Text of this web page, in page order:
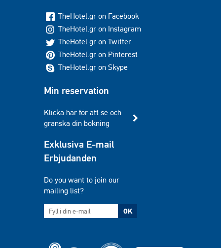
TheHotel.gr on Facebook
TheHotel.gr on Instagram
TheHotel.gr on Twitter
TheHotel.gr on Pinterest
TheHotel.gr on Skype
Min reservation
Klicka här för att se och
granska din bokning
Exklusiva E-mail
Erbjudanden
Do you want to join our
mailing list?
OK